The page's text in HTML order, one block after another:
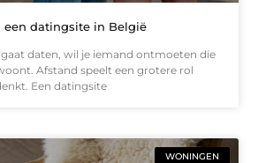
een datingsite in België
daten, wil je iemand ontmoeten die
Afstand speelt een grotere rol
Een datingsite
WONINGEN